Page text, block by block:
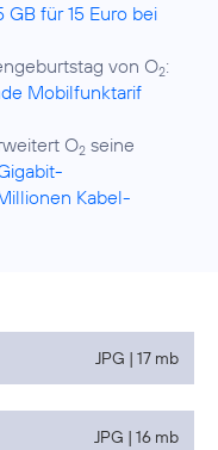
GB für 15 Euro bei
von O2:
Mobilfunktarif
O2 seine
Kabel-
JPG | 17 mb
JPG | 16 mb